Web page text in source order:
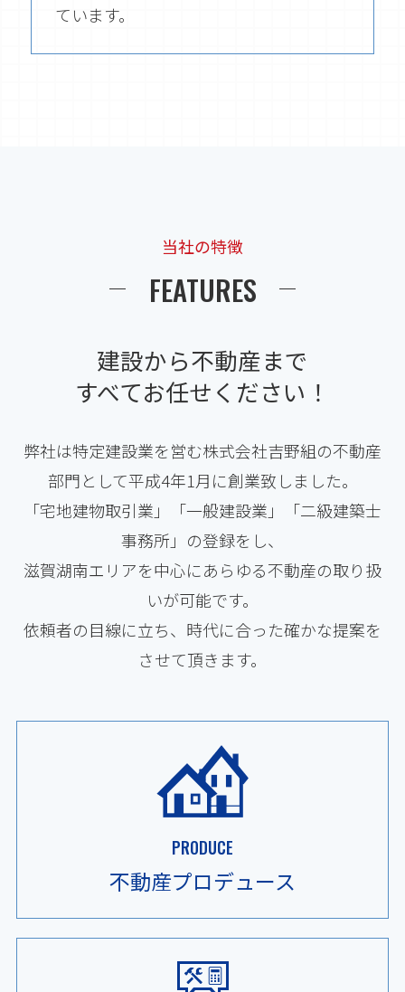
ています。
当社の特徴
FEATURES
建設から不動産まで
すべてお任せください！
弊社は特定建設業を営む株式会社吉野組の不動産
部門として平成4年1月に創業致しました。
「宅地建物取引業」「一般建設業」
「二級建築士
事務所」の登録をし、
滋賀湖南エリアを中心にあらゆる不動産の取り扱
いが可能です。
依頼者の目線に立ち、時代に合った確かな提案を
させて頂きます。
PRODUCE
不動産プロデュース